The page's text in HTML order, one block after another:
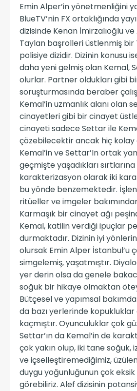
Emin Alper’in yönetmenliğini
BlueTV’nin FX ortaklığında
dizisinde Kenan İmirzalıoğlu
Taylan başrolleri üstlenmiş bir
polisiye dizidir. Dizinin konusu
daha yeni gelmiş olan Kemal,
olurlar. Partner oldukları gibi
soruşturmasında beraber
Kemal’in uzmanlık alanı olan
cinayetleri gibi bir cinayet
cinayeti sadece Settar ile
çözebilecektir ancak hiç kolay
Kemal’in ve Settar’In ortak
geçmişte yaşadıkları
karakterizasyon olarak iki
bu yönde benzemektedir.
ritüeller ve imgeler
Karmaşık bir cinayet ağı
Kemal, katilin verdiği ipuçlar
durmaktadır. Dizinin iyi
olursak Emin Alper İstanbul’u
simgelemiş, yaşatmıştır.
yer derin olsa da genele
soğuk bir hikaye olmaktan
Bütçesel ve yapımsal
da bazı yerlerinde
kaçmıştır. Oyunculuklar çok
Settar’ın da Kemal’in de
çok yakın olup, iki tane soğuk,
ve içselleştiremediğimiz,
duygu yoğunluğunun çok
görebiliriz. Alef dizisinin